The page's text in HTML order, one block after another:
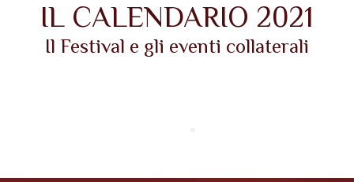
IL CALENDARIO 2021
Il Festival e gli eventi collaterali